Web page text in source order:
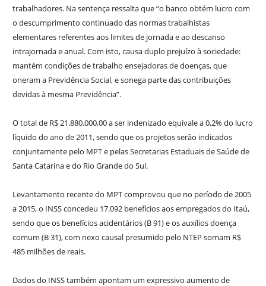
trabalhadores. Na sentença ressalta que “o banco obtém lucro com
o descumprimento continuado das normas trabalhistas
elementares referentes aos limites de jornada e ao descanso
intrajornada e anual. Com isto, causa duplo prejuízo à sociedade:
mantém condições de trabalho ensejadoras de doenças, que
oneram a Previdência Social, e sonega parte das contribuições
devidas à mesma Previdência”.
O total de R$ 21.880.000,00 a ser indenizado equivale a 0,2% do lucro
líquido do ano de 2011, sendo que os projetos serão indicados
conjuntamente pelo MPT e pelas Secretarias Estaduais de Saúde de
Santa Catarina e do Rio Grande do Sul.
Levantamento recente do MPT comprovou que no período de 2005
a 2015, o INSS concedeu 17.092 benefícios aos empregados do Itaú,
sendo que os benefícios acidentários (B 91) e os auxílios doença
comum (B 31), com nexo causal presumido pelo NTEP somam R$
485 milhões de reais.
Dados do INSS também apontam um expressivo aumento de